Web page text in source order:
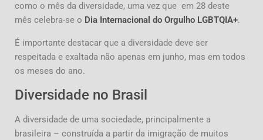
como o mês da diversidade, uma vez que em 28 deste
mês celebra-se o Dia Internacional do Orgulho LGBTQIA+.
É importante destacar que a diversidade deve ser
respeitada e exaltada não apenas em junho, mas em todos
os meses do ano.
Diversidade no Brasil
A diversidade de uma sociedade, principalmente a
brasileira – construída a partir da imigração de muitos